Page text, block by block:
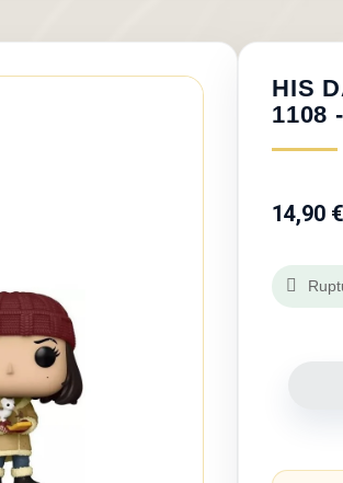
HIS
1108
14,90 €